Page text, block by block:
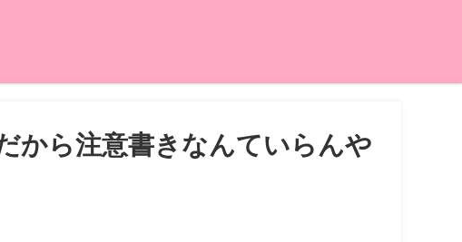
から注意書きなんていらんや